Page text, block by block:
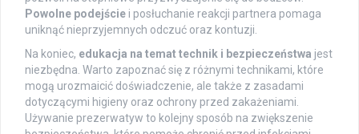
Powolne podejście i posłuchanie reakcji partnera pomaga
uniknąć nieprzyjemnych odczuć oraz kontuzji.
Na koniec, edukacja na temat technik i bezpieczeństwa jest
niezbędna. Warto zapoznać się z różnymi technikami, które
mogą urozmaicić doświadczenie, ale także z zasadami
dotyczącymi higieny oraz ochrony przed zakażeniami.
Używanie prezerwatyw to kolejny sposób na zwiększenie